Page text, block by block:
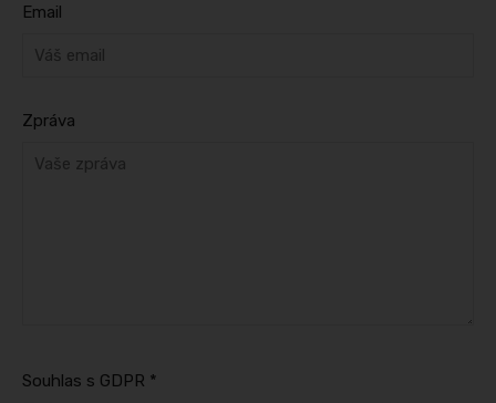
Email
Zpráva
Souhlas s GDPR *